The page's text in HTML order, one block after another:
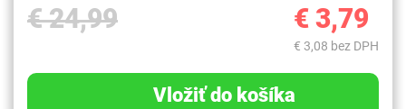
€ 24,99 € 3,79
€ 3,08 bez DPH
Vložiť do košíka